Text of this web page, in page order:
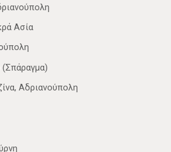
Ασία
Αδριανούπολη